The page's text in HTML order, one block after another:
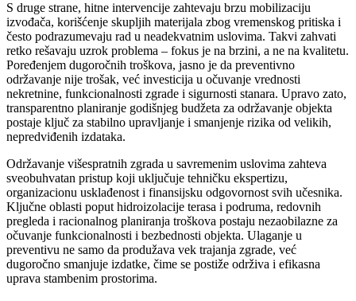
S druge strane, hitne intervencije zahtevaju brzu mobilizaciju
izvođača, korišćenje skupljih materijala zbog vremenskog pritiska i
često podrazumevaju rad u neadekvatnim uslovima. Takvi zahvati
retko rešavaju uzrok problema – fokus je na brzini, a ne na kvalitetu.
Poređenjem dugoročnih troškova, jasno je da preventivno
održavanje nije trošak, već investicija u očuvanje vrednosti
nekretnine, funkcionalnosti zgrade i sigurnosti stanara. Upravo zato,
transparentno planiranje godišnjeg budžeta za održavanje objekta
postaje ključ za stabilno upravljanje i smanjenje rizika od velikih,
nepredviđenih izdataka.
Održavanje višespratnih zgrada u savremenim uslovima zahteva
sveobuhvatan pristup koji uključuje tehničku ekspertizu,
organizacionu usklađenost i finansijsku odgovornost svih učesnika.
Ključne oblasti poput hidroizolacije terasa i podruma, redovnih
pregleda i racionalnog planiranja troškova postaju nezaobilazne za
očuvanje funkcionalnosti i bezbednosti objekta. Ulaganje u
preventivu ne samo da produžava vek trajanja zgrade, već
dugoročno smanjuje izdatke, čime se postiže održiva i efikasna
uprava stambenim prostorima.